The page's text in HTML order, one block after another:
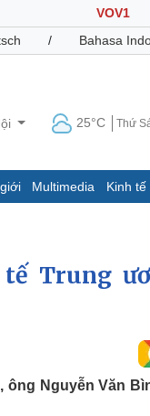
VOV1
/ Bahasa
25°C Thứ
Multimedia Kinh tế
thời tiết
dục
sự - Quốc phòng
Trung
ông Nguyễn Văn